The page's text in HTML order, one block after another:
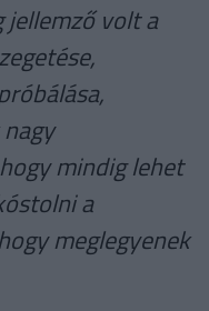
volt a
mindig lehet
a
meglegyenek